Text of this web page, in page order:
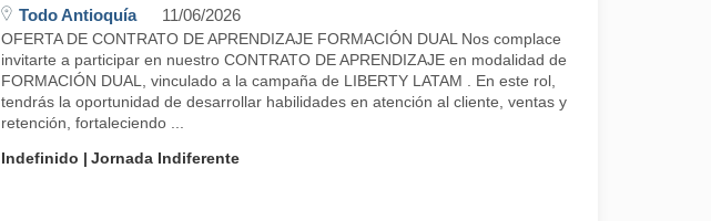
Todo Antioquía 11/06/2026
OFERTA DE CONTRATO DE APRENDIZAJE FORMACIÓN DUAL Nos complace
invitarte a participar en nuestro CONTRATO DE APRENDIZAJE en modalidad de
FORMACIÓN DUAL, vinculado a la campaña de LIBERTY LATAM . En este rol,
tendrás la oportunidad de desarrollar habilidades en atención al cliente, ventas y
retención, fortaleciendo ...
Indefinido
Jornada Indiferente